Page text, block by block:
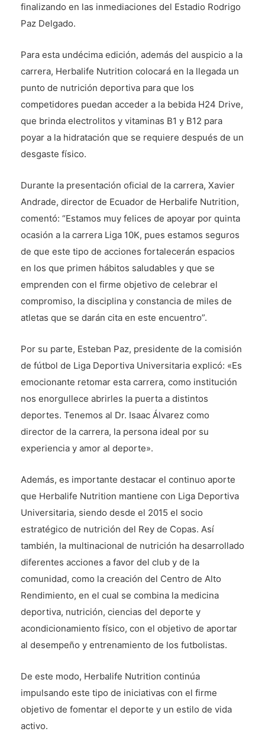
finalizando en las inmediaciones del Estadio Rodrigo
Paz Delgado.
Para esta undécima edición, además del auspicio a la
carrera, Herbalife Nutrition colocará en la llegada un
punto de nutrición deportiva para que los
competidores puedan acceder a la bebida H24 Drive,
que brinda electrolitos y vitaminas B1 y B12 para
poyar a la hidratación que se requiere después de un
desgaste físico.
Durante la presentación oficial de la carrera, Xavier
Andrade, director de Ecuador de Herbalife Nutrition,
comentó: “Estamos muy felices de apoyar por quinta
ocasión a la carrera Liga 10K, pues estamos seguros
de que este tipo de acciones fortalecerán espacios
en los que primen hábitos saludables y que se
emprenden con el firme objetivo de celebrar el
compromiso, la disciplina y constancia de miles de
atletas que se darán cita en este encuentro”.
Por su parte, Esteban Paz, presidente de la comisión
de fútbol de Liga Deportiva Universitaria explicó: «Es
emocionante retomar esta carrera, como institución
nos enorgullece abrirles la puerta a distintos
deportes. Tenemos al Dr. Isaac Álvarez como
director de la carrera, la persona ideal por su
experiencia y amor al deporte».
Además, es importante destacar el continuo aporte
que Herbalife Nutrition mantiene con Liga Deportiva
Universitaria, siendo desde el 2015 el socio
estratégico de nutrición del Rey de Copas. Así
también, la multinacional de nutrición ha desarrollado
diferentes acciones a favor del club y de la
comunidad, como la creación del Centro de Alto
Rendimiento, en el cual se combina la medicina
deportiva, nutrición, ciencias del deporte y
acondicionamiento físico, con el objetivo de aportar
al desempeño y entrenamiento de los futbolistas.
De este modo, Herbalife Nutrition continúa
impulsando este tipo de iniciativas con el firme
objetivo de fomentar el deporte y un estilo de vida
activo.